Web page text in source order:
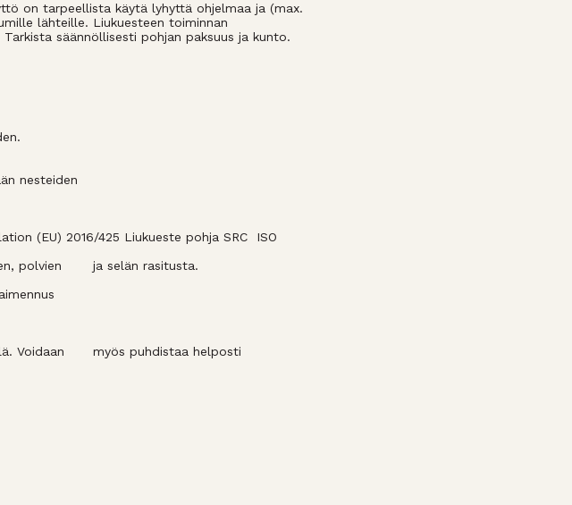
on tarpeellista käytä lyhyttä ohjelmaa ja (max.
lähteille. Liukuesteen toiminnan
säännöllisesti pohjan paksuus ja kunto.
nesteiden
(EU) 2016/425 Liukueste pohja SRC ISO
polvien
ja selän rasitusta.
Voidaan
myös puhdistaa helposti